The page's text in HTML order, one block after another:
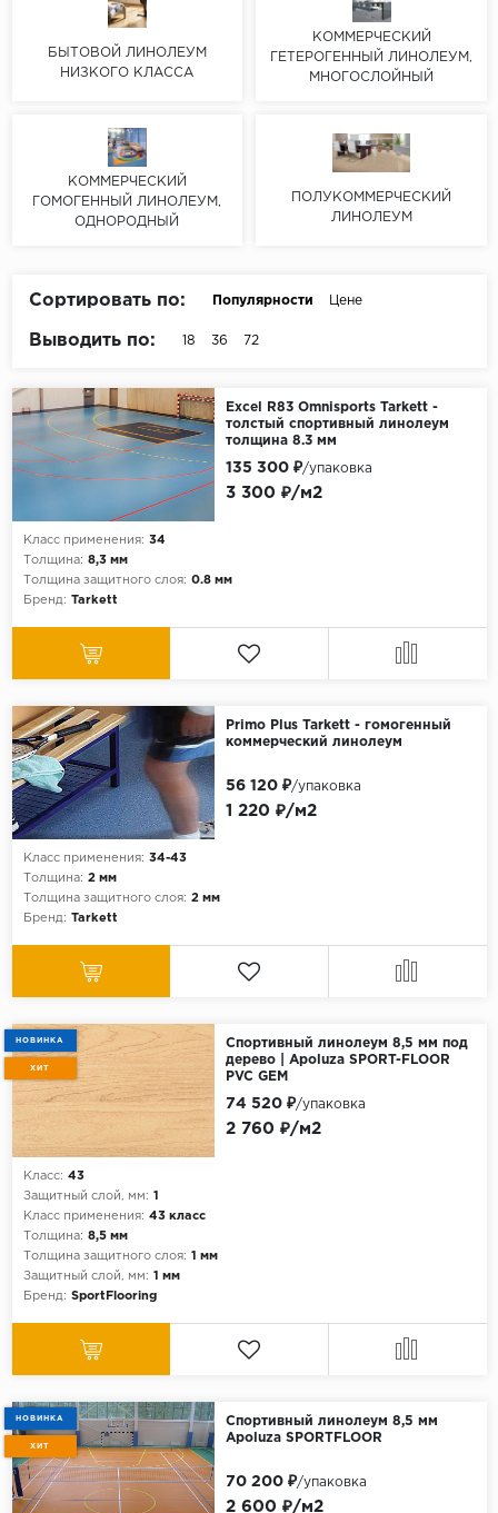
Серый
Бежевый
Дуб светлый
Страна
Австрия
Франция
БЫТОВОЙ ЛИНОЛЕУМ
НИЗКОГО КЛАССА
КОММЕРЧЕСКИЙ
ГЕТЕРОГЕННЫЙ ЛИНОЛЕУМ,
МНОГОСЛОЙНЫЙ
КОММЕРЧЕСКИЙ
ГОМОГЕННЫЙ ЛИНОЛЕУМ,
ОДНОРОДНЫЙ
ПОЛУКОММЕРЧЕСКИЙ
ЛИНОЛЕУМ
Сортировать по: Популярности Цене
Выводить по: 18 36 72
Excel R83 Omnisports Tarkett -
толстый спортивный линолеум
толщина 8.3 мм
Класс применения: 34
Толщина: 8,3 мм
Толщина защитного слоя: 0.8 мм
Бренд: Tarkett
3 300 ₽/м2
135 300 ₽/упаковка
Primo Plus Tarkett - гомогенный
коммерческий линолеум
Класс применения: 34-43
Толщина: 2 мм
Толщина защитного слоя: 2 мм
Бренд: Tarkett
1 220 ₽/м2
56 120 ₽/упаковка
НОВИНКА
ХИТ
Спортивный линолеум 8,5 мм под
дерево | Apoluza SPORT-FLOOR
PVC GEM
Класс: 43
Защитный слой, мм: 1
Класс применения: 43 класс
Толщина: 8,5 мм
Толщина защитного слоя: 1 мм
Защитный слой, мм: 1 мм
Бренд: SportFlooring
2 760 ₽/м2
74 520 ₽/упаковка
НОВИНКА
ХИТ
Спортивный линолеум 8,5 мм
Apoluza SPORTFLOOR
2 600 ₽/м2
70 200 ₽/упаковка